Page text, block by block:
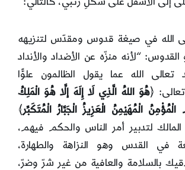
الله في صيغة قدوس ومقدّس لتنزيهه
القدوس: “لأنه منزّه عن الأضداد والأنداد
تعالى الله عما يقول الظالمون علوًّا
﴿هُوَ اللهُ الَّذِي لَا إِلَهَ إلَّا هُوَ الْمَلِكُ
الْمُهَيْمِنُ الْعَزِيزُ الْجَبَّارُ الْمُتَكَبِّر ﴾
لتدبير أمر الناس والحكم فيهم،
في القدس وهو النزاهة والطهارة،
بالسلامة والعافية من غير شرّ وضرّ،